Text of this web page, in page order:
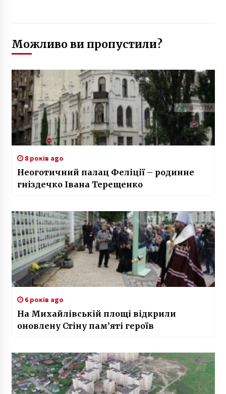
Можливо ви пропустили?
8 років ago
Неоготичний палац Феліції – родинне
гніздечко Івана Терещенко
6 років ago
На Михайлівській площі відкрили
оновлену Стіну пам’яті героїв